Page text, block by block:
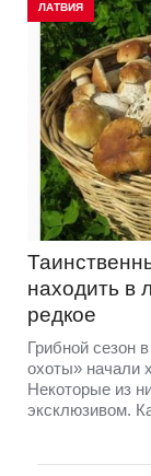
ЛАТВИЯ
находить в
редкое
Грибной сезон
охоты» начали
Некоторые из
эксклюзивом.